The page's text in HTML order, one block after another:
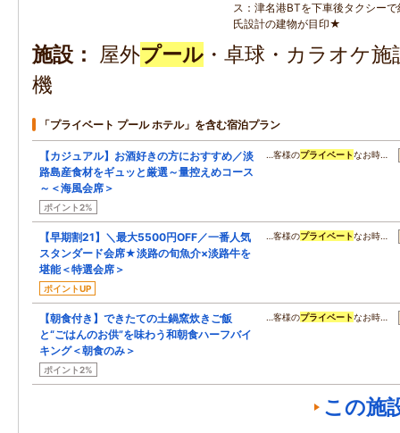
ス：津名港BTを下車後タクシー
氏設計の建物が目印★
施設 屋外プール ・卓球・カラオケ
機
「プライベート プール ホテル」を含む宿泊プラン
【カジュアル】お酒好きの方におすすめ／淡
路島産食材をギュッと厳選～量控えめコース
～＜海風会席＞
ポイント2%
…客様のプライベートなお時…
【早期割21】＼最大5500円OFF／一番人気
スタンダード会席★淡路の旬魚介×淡路牛を
堪能＜特選会席＞
ポイントUP
…客様のプライベートなお時…
【朝食付き】できたての土鍋窯炊きご飯
と“ごはんのお供”を味わう和朝食ハーフバイ
キング＜朝食のみ＞
ポイント2%
…客様のプライベートなお時…
この施